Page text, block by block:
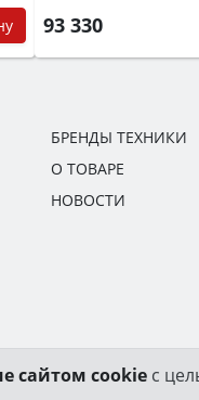
93 330
БРЕНДЫ ТЕХНИКИ
О ТОВАРЕ
НОВОСТИ
сайтом cookie с